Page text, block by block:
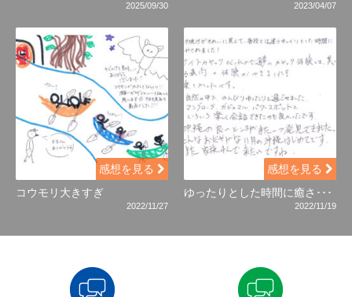
2025/09/30 2023/04/07
感想を見る
コウモリ大きすぎ
2022/11/27
感想を見る
ゆったりとした時間に癒さ･･･
2022/11/19